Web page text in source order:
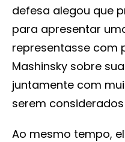
defesa alegou que
para apresentar
representasse com
Mashinsky sobre
juntamente com
serem considerados
Ao mesmo tempo,